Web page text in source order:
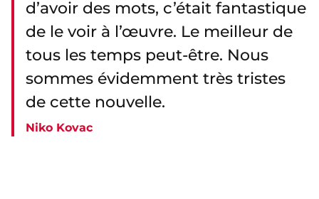
d’avoir des mots, c’était fantastique
de le voir à l’œuvre. Le meilleur de
tous les temps peut-être. Nous
sommes évidemment très tristes
de cette nouvelle.
Niko Kovac